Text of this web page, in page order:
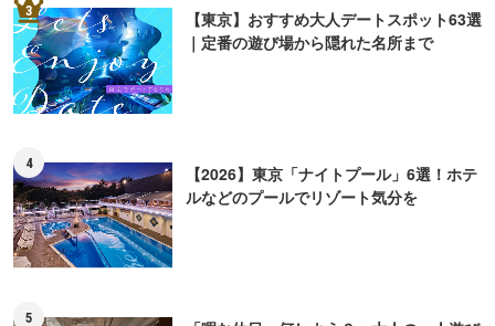
3
【東京】おすすめ大人デートスポット63選
｜定番の遊び場から隠れた名所まで
4
【2026】東京「ナイトプール」6選！ホテ
ルなどのプールでリゾート気分を
5